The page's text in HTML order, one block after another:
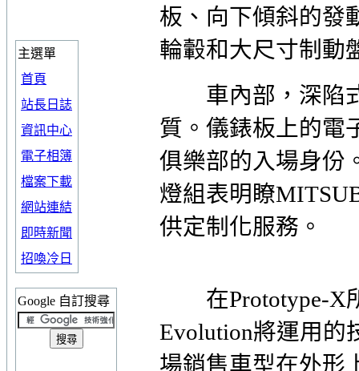
主選單
首頁
站長日誌
資訊中心
電子相簿
檔案下載
網站連結
即時新聞
招喚冷日
Google 自訂搜尋
板、向下傾斜的發
輪轂和大尺寸制動
車內部，深陷式
質。儀錶板上的電
俱樂部的入場身份
燈組表明瞭
供定制化服務。
在Prototype-X所
Evolution將運用的
場銷售車型在外形